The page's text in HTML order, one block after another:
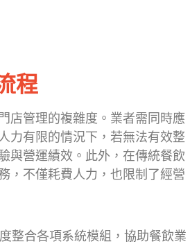
程
店管理的複雜度。業者需同時應
力有限的情況下，若無法有效整
與營運績效。此外，在傳統餐飲
，不僅耗費人力，也限制了經營
整合各項系統模組，協助餐飲業